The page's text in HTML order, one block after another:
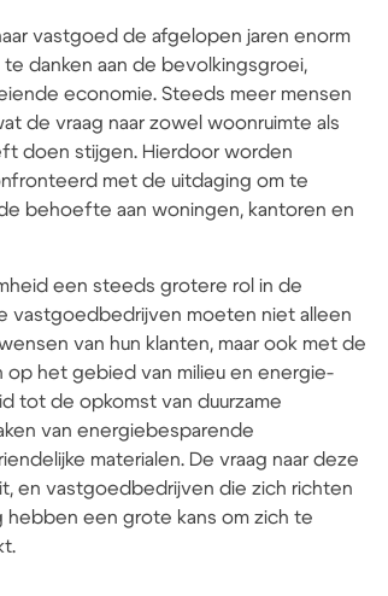
vastgoed de afgelopen jaren enorm
danken aan de bevolkingsgroei,
economie. Steeds meer mensen
de vraag naar zowel woonruimte als
doen stijgen. Hierdoor worden
met de uitdaging om te
behoefte aan woningen, kantoren en
een steeds grotere rol in de
vastgoedbedrijven moeten niet alleen
van hun klanten, maar ook met de
het gebied van milieu en energie-
tot de opkomst van duurzame
van energiebesparende
materialen. De vraag naar deze
en vastgoedbedrijven die zich richten
hebben een grote kans om zich te